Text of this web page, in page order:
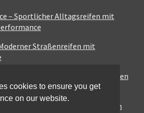
– Sportlicher Alltagsreifen mit
Straßenreifen mit
Ausgewogener Sport-Touring-Reifen
– Zuverlässigkeit für den urbanen
cookies to ensure you get
on our website.